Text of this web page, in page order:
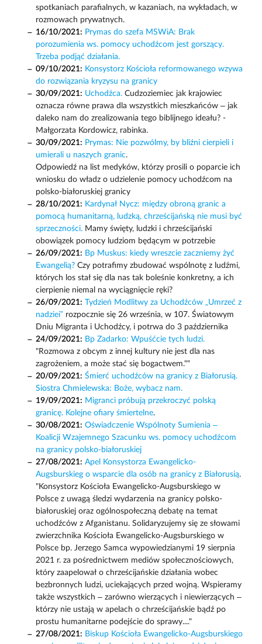
spotkaniach parafialnych, w kazaniach, na wykładach, w
rozmowach prywatnych.
16/10/2021: Prymas do szefa MSWiA: Brak
porozumienia ws. pomocy uchodźcom jest gorszący.
Trzeba podjąć działania.
09/10/2021: Konsystorz Kościoła reformowanego wzywa
do rozwiązania kryzysu na granicy
30/09/2021: Uchodźca.Cudzoziemiec jak krajowiec
oznacza równe prawa dla wszystkich mieszkańców – jak
daleko nam do zrealizowania tego biblijnego ideału? -
Małgorzata Kordowicz, rabinka.
30/09/2021: Prymas: Nie pozwólmy, by bliźni cierpieli i
umierali u naszych granic.
Odpowiedź na list medyków, którzy prosili o poparcie ich
wniosku do władz o udzielenie pomocy uchodźcom na
polsko-białoruskiej granicy
28/10/2021: Kardynał Nycz: między obroną granic a
pomocą humanitarną, ludzką, chrześcijańską nie musi być
sprzeczności.Mamy święty, ludzki i chrześcijański
obowiązek pomocy ludziom będącym w potrzebie
26/09/2021: Bp Muskus: kiedy wreszcie zaczniemy żyć
Ewangelią?Czy potrafimy zbudować wspólnotę z ludźmi,
których los stał się dla nas tak boleśnie konkretny, a ich
cierpienie niemal na wyciągnięcie ręki?
26/09/2021: Tydzień Modlitwy za Uchodźców „Umrzeć z
nadziei”rozpocznie się 26 września, w 107. Światowym
Dniu Migranta i Uchodźcy, i potrwa do 3 października
24/09/2021: Bp Zadarko: Wpuśćcie tych ludzi.
"Rozmowa z obcym z innej kultury nie jest dla nas
zagrożeniem, a może stać się bogactwem.""
20/09/2021: Śmierć uchodźców na granicy z Białorusią.
Siostra Chmielewska: Boże, wybacz nam.
19/09/2021: Migranci próbują przekroczyć polską
granicę. Kolejne ofiary śmiertelne.
30/08/2021: Oświadczenie Wspólnoty Sumienia –
Koalicji Wzajemnego Szacunku ws. pomocy uchodźcom
na granicy polsko-białoruskiej
27/08/2021: Apel Konsystorza Ewangelicko-
Augsburskieg o wsparcie dla osób na granicy z Białorusią.
"Konsystorz Kościoła Ewangelicko-Augsburskiego w
Polsce z uwagą śledzi wydarzenia na granicy polsko-
białoruskiej oraz ogólnospołeczną debatę na temat
uchodźców z Afganistanu. Solidaryzujemy się ze słowami
zwierzchnika Kościoła Ewangelicko-Augsburskiego w
Polsce bp. Jerzego Samca wypowiedzianymi 19 sierpnia
2021 r. za pośrednictwem mediów społecznościowych,
który zaapelował o chrześcijańskie działania wobec
bezbronnych ludzi, uciekających przed wojną. Wspieramy
także wszystkich – zarówno wierzących i niewierzących –
którzy nie ustają w apelach o chrześcijańskie bądź po
prostu humanitarne podejście do sprawy...."
27/08/2021: Biskup Kościoła Ewangelicko-Augsburskiego